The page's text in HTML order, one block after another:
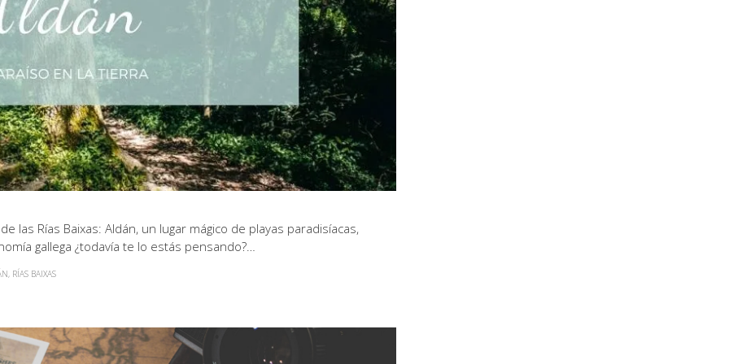
las Rías Baixas: Aldán, un lugar mágico de playas paradisíacas,
gallega ¿todavía te lo estás pensando?…
, RÍAS BAIXAS